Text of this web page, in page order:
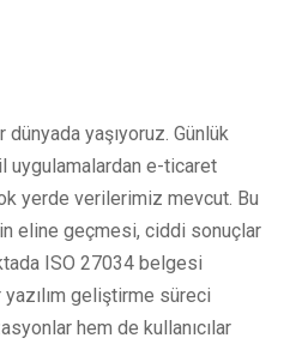
yaşıyoruz. Günlük
uygulamalardan e-ticaret
yerde verilerimiz mevcut. Bu
eline geçmesi, ciddi sonuçlar
ISO 27034 belgesi
geliştirme süreci
hem de kullanıcılar